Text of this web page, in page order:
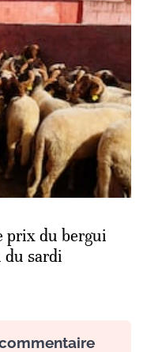
prix du bergui
du sardi